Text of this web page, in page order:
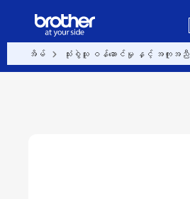
အိမ် သုံးစွဲသူ ဝန်ဆောင်မှု နှင့် အကူအညီ